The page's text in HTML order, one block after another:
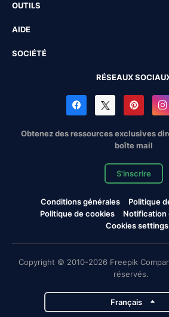
OUTILS
AIDE
SOCIÉTÉ
RÉSEAUX
Obtenez des ressources exclusives
boîte mail
S'inscrire
Conditions générales
Politique
Politique de cookies
Notification
Cookies settings
Copyright © 2010-2026 Freepik
réservés.
Français